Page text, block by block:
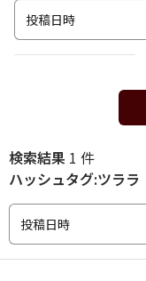
投稿日時
検索結果 1 件
ハッシュタグ:ツララ
投稿日時